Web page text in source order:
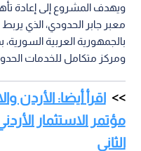
ويهدف المشروع إلى إعادة
معبر جابر الحدودي، الذي
بالجمهورية العربية السورية،
ومركز متكامل للخدمات
اقرأ أيضا: الأردن
مؤتمر الاستثمار
الثاني